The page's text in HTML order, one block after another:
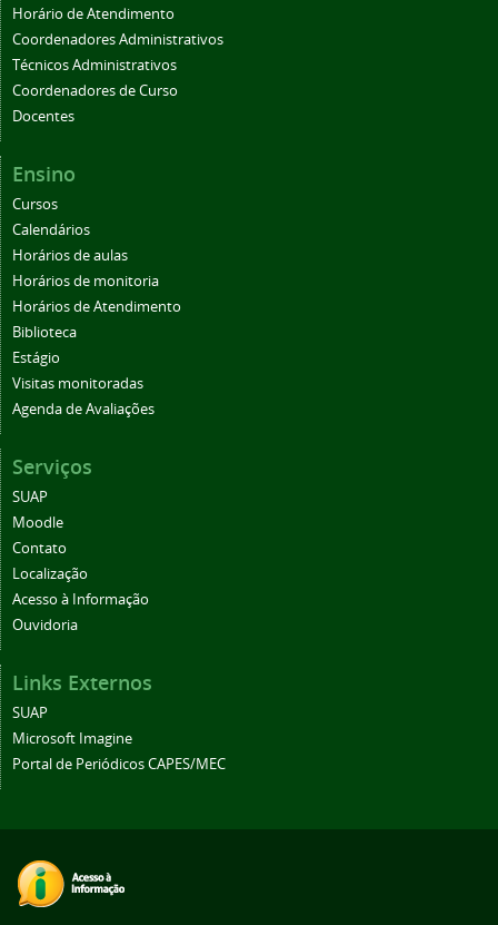
Horário de Atendimento
Coordenadores Administrativos
Técnicos Administrativos
Coordenadores de Curso
Docentes
Ensino
Cursos
Calendários
Horários de aulas
Horários de monitoria
Horários de Atendimento
Biblioteca
Estágio
Visitas monitoradas
Agenda de Avaliações
Serviços
SUAP
Moodle
Contato
Localização
Acesso à Informação
Ouvidoria
Links Externos
SUAP
Microsoft Imagine
Portal de Periódicos CAPES/MEC